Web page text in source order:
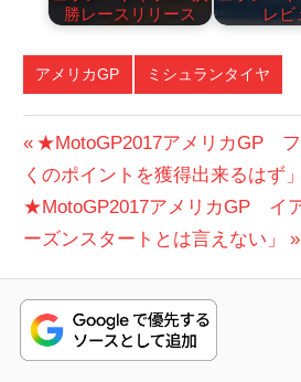
勝レースリリース
レビ
アメリカGP ミシュランタイヤ
投
稿
ナ
ビ
ゲ
ー
前
の
投
稿:
★MotoGP2017アメリカGP フ
くのポイントを獲得出来るはず」
次
の
稿:
★MotoGP2017アメリカGP イ
ーズンスタートとは言えない」